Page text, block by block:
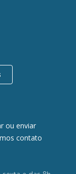
ou enviar
contato